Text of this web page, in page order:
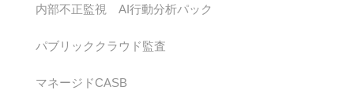
内部不正監視 AI行動分析パック
パブリッククラウド監査
マネージドCASB